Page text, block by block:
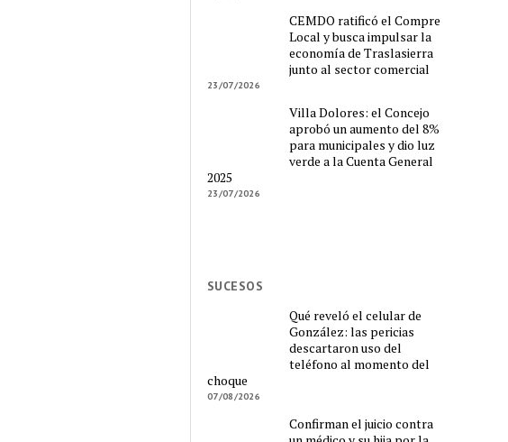
CEMDO ratificó el Compre
Local y busca impulsar la
economía de Traslasierra
junto al sector comercial
23/07/2026
Villa Dolores: el Concejo
aprobó un aumento del 8%
para municipales y dio luz
verde a la Cuenta General
2025
23/07/2026
SUCESOS
Qué reveló el celular de
González: las pericias
descartaron uso del
teléfono al momento del
choque
07/08/2026
Confirman el juicio contra